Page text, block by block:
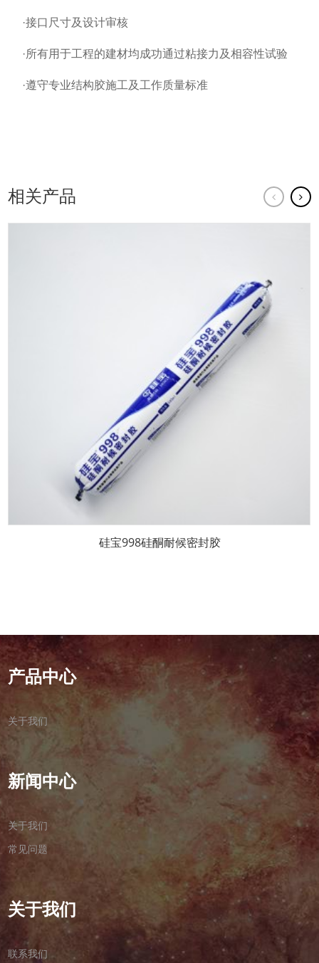
·接口尺寸及设计审核
·所有用于工程的建材均成功通过粘接力及相容性试验
·遵守专业结构胶施工及工作质量标准
相关产品
硅宝998硅酮耐候密封胶
产品中心
关于我们
新闻中心
关于我们
常见问题
关于我们
联系我们